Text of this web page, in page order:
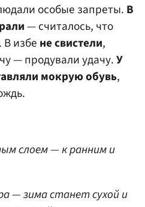
особые запреты. В
— считалось, что
В избе не свистели,
— продували удачу.У
мокрую обувь,
слоем — к ранним и
— зима станет сухой и